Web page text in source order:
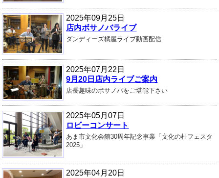
2025年09月25日
店内ボサノバライブ
ダンディーズ橘屋ライブ動画配信
2025年07月22日
9月20日店内ライブご案内
店長趣味のボサノバをご堪能下さい
2025年05月07日
ロビーコンサート
あま市文化会館30周年記念事業「文化の杜フェスタ
2025」
2025年04月20日